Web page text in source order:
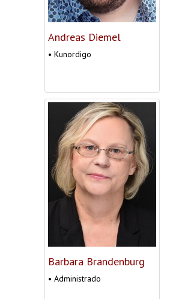
Andreas Diemel
• Kunordigo
Barbara Brandenburg
• Administrado